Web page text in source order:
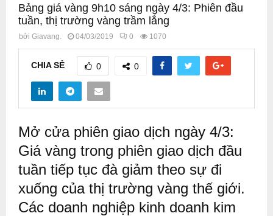
Bảng giá vàng 9h10 sáng ngày 4/3: Phiên đầu
tuần, thị trường vàng trầm lắng
bởi Giavang. 04/03/2019 0 1070
CHIA SẺ 0 0
Mở cửa phiên giao dịch ngày 4/3:
Giá vàng trong phiên giao dịch đầu
tuần tiếp tục đà giảm theo sự đi
xuống của thị trường vàng thế giới.
Các doanh nghiệp kinh doanh kim